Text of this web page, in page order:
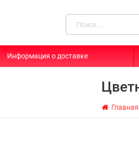
Информация о доставке
Главная